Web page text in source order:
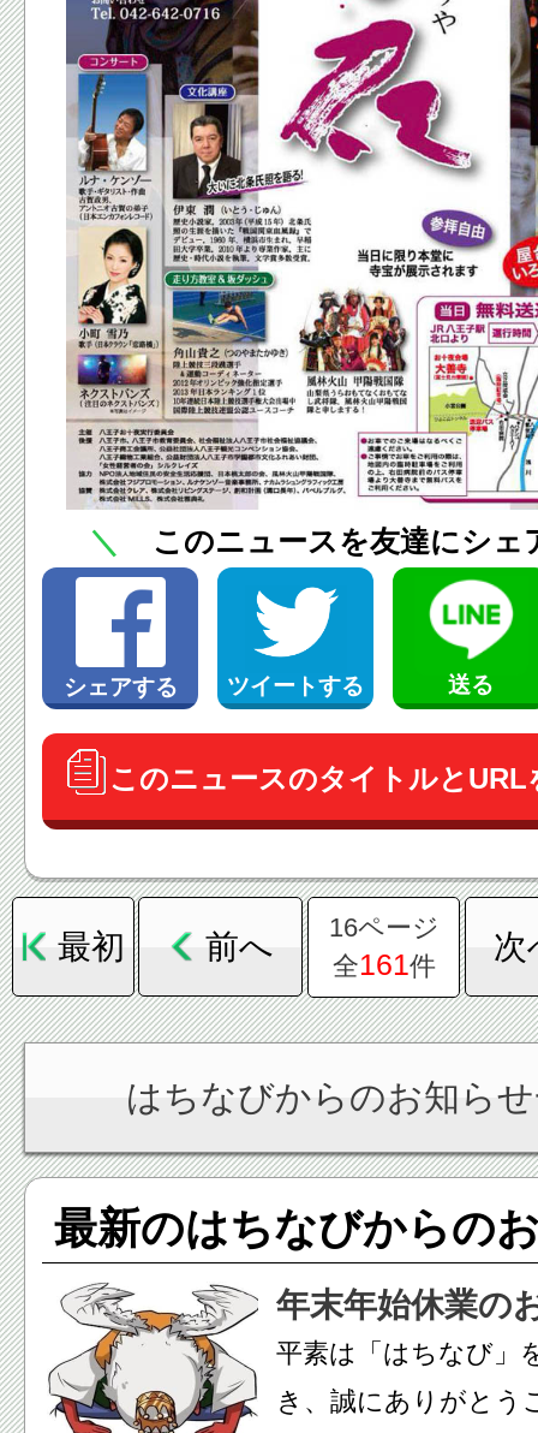
＼ このニュースを友達にシェ
シェアする ツイートする 送る
このニュースのタイトルとURL
最初 前へ
16ページ
全161件
次
はちなびからのお知ら
最新のはちなびからの
年末年始休業の
平素は「はちなび」
き、誠にありがとう